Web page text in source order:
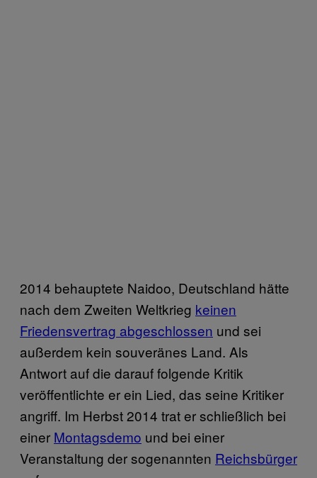
2014 behauptete Naidoo, Deutschland hätte
nach dem Zweiten Weltkrieg keinen
Friedensvertrag abgeschlossen und sei
außerdem kein souveränes Land. Als
Antwort auf die darauf folgende Kritik
veröffentlichte er ein Lied, das seine Kritiker
angriff. Im Herbst 2014 trat er schließlich bei
einer Montagsdemo und bei einer
Veranstaltung der sogenannten Reichsbürger